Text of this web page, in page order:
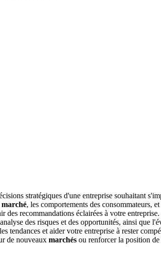
stratégiques d'une entreprise souhaitant
marché, les comportements des consommateurs,
des recommandations éclairées à votre entreprise.
des risques et des opportunités, ainsi que
tendances et aider votre entreprise à rester
de nouveaux marchés ou renforcer la position de